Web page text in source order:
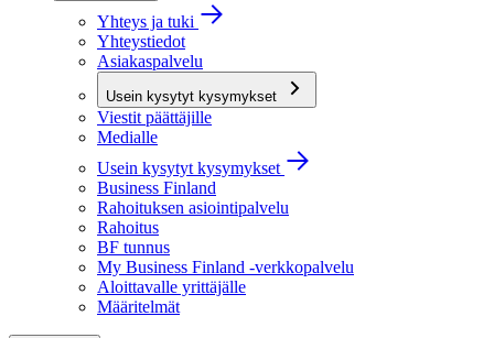
Yhteys ja tuki
Yhteystiedot
Asiakaspalvelu
Usein kysytyt kysymykset
Viestit päättäjille
Medialle
Usein kysytyt kysymykset
Business Finland
Rahoituksen asiointipalvelu
Rahoitus
BF tunnus
My Business Finland -verkkopalvelu
Aloittavalle yrittäjälle
Määritelmät